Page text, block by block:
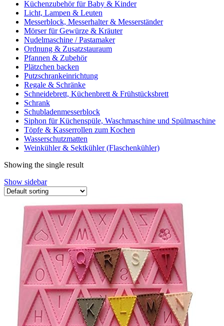
Küchenzubehör für Baby & Kinder
Licht, Lampen & Leuten
Messerblock, Messerhalter & Messerständer
Mörser für Gewürze & Kräuter
Nudelmaschine / Pastamaker
Ordnung & Zusatzstauraum
Pfannen & Zubehör
Plätzchen backen
Putzschrankeinrichtung
Regale & Schränke
Schneidebrett, Küchenbrett & Frühstücksbrett
Schrank
Schubladenmesserblock
Siphon für Küchenspüle, Waschmaschine und Spülmaschine
Töpfe & Kasserrollen zum Kochen
Wasserschutzmatten
Weinkühler & Sektkühler (Flaschenkühler)
Showing the single result
Show sidebar